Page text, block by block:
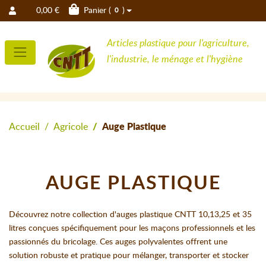
0,00 € Panier ( 0 )
Articles plastique pour l'agriculture,
l'industrie, le ménage et l'hygiène
Accueil Agricole Auge Plastique
AUGE PLASTIQUE
Découvrez notre collection d'auges plastique CNTT 10,13,25 et 35
litres conçues spécifiquement pour les maçons professionnels et les
passionnés du bricolage. Ces auges polyvalentes offrent une
solution robuste et pratique pour mélanger, transporter et stocker